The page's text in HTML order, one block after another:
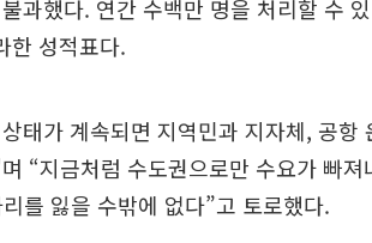
과했다. 연간 수백만 명을 처리할 수
한 성적표다.
태가 계속되면 지역민과 지자체, 공항
“지금처럼 수도권으로만 수요가 빠
를 잃을 수밖에 없다”고 토로했다.